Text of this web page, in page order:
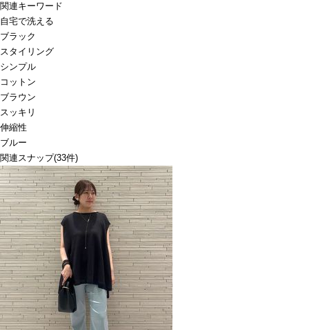
関連キーワード
自宅で洗える
ブラック
スタイリング
シンプル
コットン
ブラウン
スッキリ
伸縮性
ブルー
関連スナップ(33件)